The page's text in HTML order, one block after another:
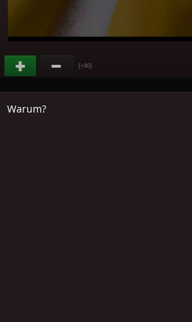
(+80)
Warum?